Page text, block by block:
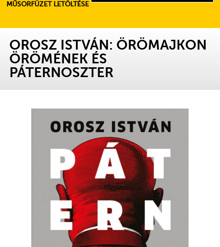
MŰSORFÜZET LETÖLTÉSE
OROSZ ISTVÁN: ÖRÖMAJKON
ÖRÖMÉNEK ÉS
PÁTERNOSZTER